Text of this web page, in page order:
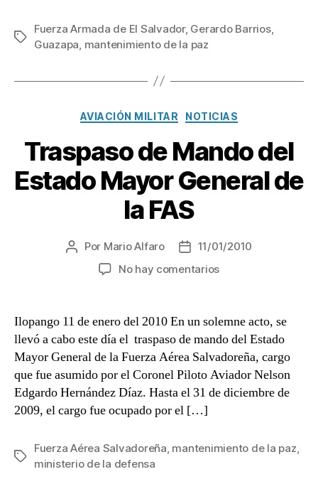
Etiquetas
Fuerza Armada de El Salvador, Gerardo Barrios,
Guazapa mantenimiento de la paz
Categorías
AVIACIÓN MILITAR NOTICIAS
Traspaso de Mando del
Estado Mayor General de
la FAS
Autor
Por Mario Alfaro
Fecha
de
11/01/2010
No hay comentariosen
Estado
Mayor
General
de
Ilopango 11 de enero del 2010 En un solemne acto, se
llevó a cabo este día el traspaso de mando del Estado
Mayor General de la Fuerza Aérea Salvadoreña, cargo
que fue asumido por el Coronel Piloto Aviador Nelson
Edgardo Hernández Díaz. Hasta el 31 de diciembre de
2009, el cargo fue ocupado por el […]
Etiquetas
Fuerza Aérea Salvadoreña, mantenimiento de la paz,
ministerio de la defensa